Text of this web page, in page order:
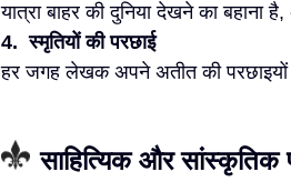
यात्रा बाहर की दुनिया देखने का बहाना
4. स्मृतियों की परछाई
हर जगह लेखक अपने अतीत की परछाइयों
साहित्यिक और सांस्कृतिक